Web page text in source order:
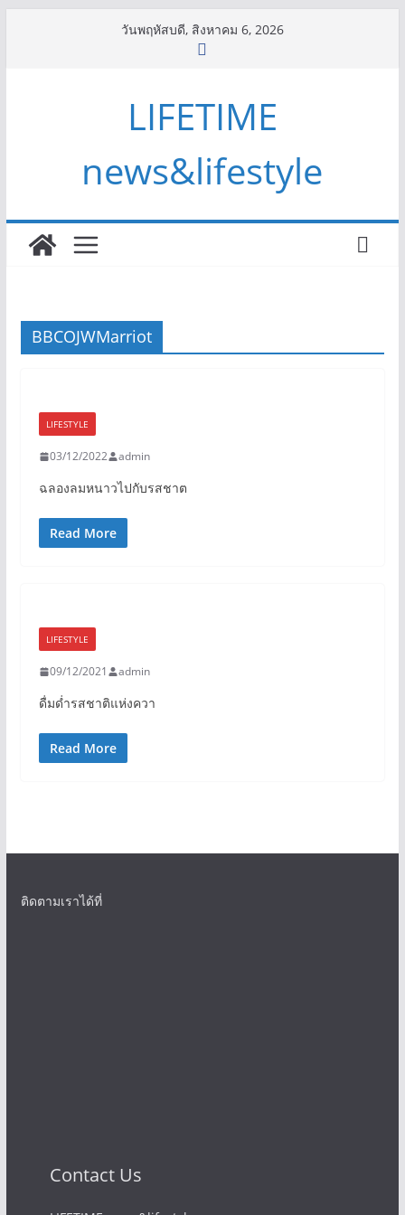
วันพฤหัสบดี, สิงหาคม 6, 2026
LIFETIME
news&lifestyle
BBCOJWMarriot
LIFESTYLE
03/12/2022 admin
ฉลองลมหนาวไปกับรสชาต
Read More
LIFESTYLE
09/12/2021 admin
ดื่มด่ำรสชาติแห่งควา
Read More
ติดตามเราได้ที่
Contact Us